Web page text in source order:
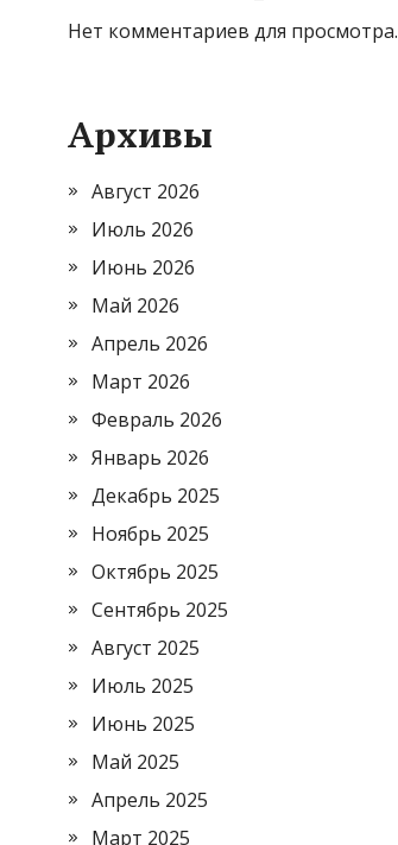
Нет комментариев для просмотра.
Архивы
Август 2026
Июль 2026
Июнь 2026
Май 2026
Апрель 2026
Март 2026
Февраль 2026
Январь 2026
Декабрь 2025
Ноябрь 2025
Октябрь 2025
Сентябрь 2025
Август 2025
Июль 2025
Июнь 2025
Май 2025
Апрель 2025
Март 2025